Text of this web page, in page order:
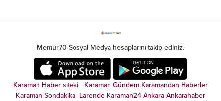
Memur70 Sosyal Medya hesaplarını takip ediniz.
Karaman Haber sitesi Karaman Gündem Karamandan Haberler
Karaman Sondakika Larende Karaman24 Ankara Ankarahaber